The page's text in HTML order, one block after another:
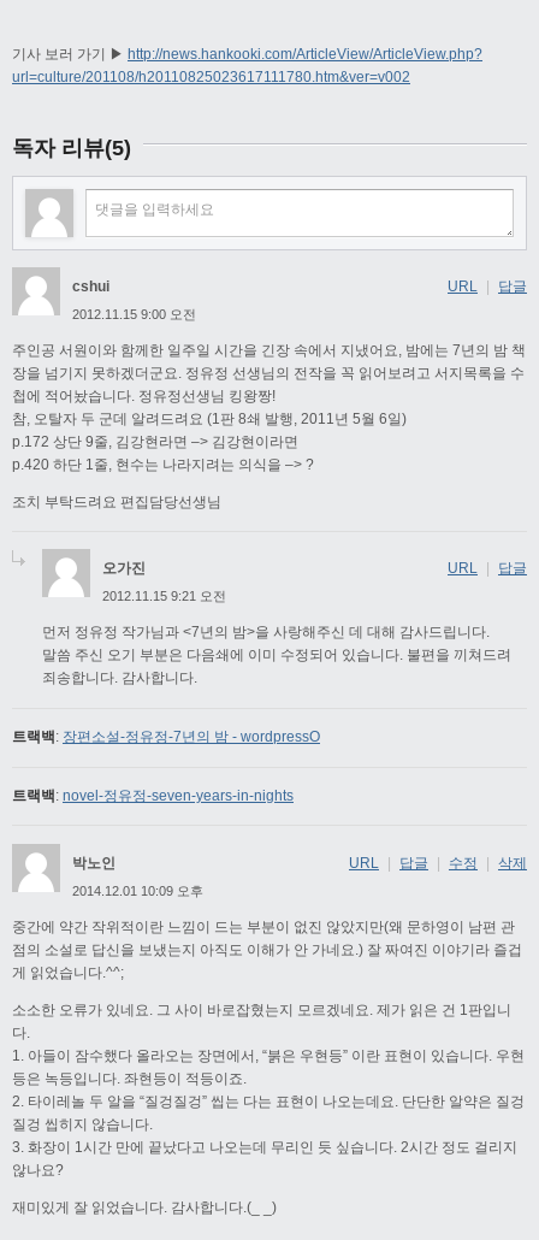
기사 보러 가기 ▶ http://news.hankooki.com/ArticleView/ArticleView.php?
url=culture/201108/h20110825023617111780.htm&ver=v002
독자 리뷰(5)
cshui
2012.11.15 9:00 오전
주인공 서원이와 함께한 일주일 시간을 긴장 속에서 지냈어요, 밤에는 7년의 밤 책
장을 넘기지 못하겠더군요. 정유정 선생님의 전작을 꼭 읽어보려고 서지목록을 수
첩에 적어놨습니다. 정유정선생님 킹왕짱!
참, 오탈자 두 군데 알려드려요 (1판 8쇄 발행, 2011년 5월 6일)
p.172 상단 9줄, 김강현라면 –> 김강현이라면
p.420 하단 1줄, 현수는 나라지려는 의식을 –> ?
조치 부탁드려요 편집담당선생님
URL | 답글
오가진
2012.11.15 9:21 오전
먼저 정유정 작가님과 <7년의 밤>을 사랑해주신 데 대해 감사드립니다.
말씀 주신 오기 부분은 다음쇄에 이미 수정되어 있습니다. 불편을 끼쳐드려
죄송합니다. 감사합니다.
URL 답글
트랙백 : 장편소설-정유정-7년의 밤 - wordpressO
트랙백 : novel-정유정-seven-years-in-nights
박노인
2014.12.01 10:09 오후
중간에 약간 작위적이란 느낌이 드는 부분이 없진 않았지만(왜 문하영이 남편 관
점의 소설로 답신을 보냈는지 아직도 이해가 안 가네요.) 잘 짜여진 이야기라 즐겁
게 읽었습니다.^^;
소소한 오류가 있네요. 그 사이 바로잡혔는지 모르겠네요. 제가 읽은 건 1판입니
다.
1. 아들이 잠수했다 올라오는 장면에서, “붉은 우현등” 이란 표현이 있습니다. 우현
등은 녹등입니다. 좌현등이 적등이죠.
2. 타이레놀 두 알을 “질겅질겅” 씹는 다는 표현이 나오는데요. 단단한 알약은 질겅
질겅 씹히지 않습니다.
3. 화장이 1시간 만에 끝났다고 나오는데 무리인 듯 싶습니다. 2시간 정도 걸리지
않나요?
재미있게 잘 읽었습니다. 감사합니다.(_ _)
URL | 답글 | 수정 | 삭제